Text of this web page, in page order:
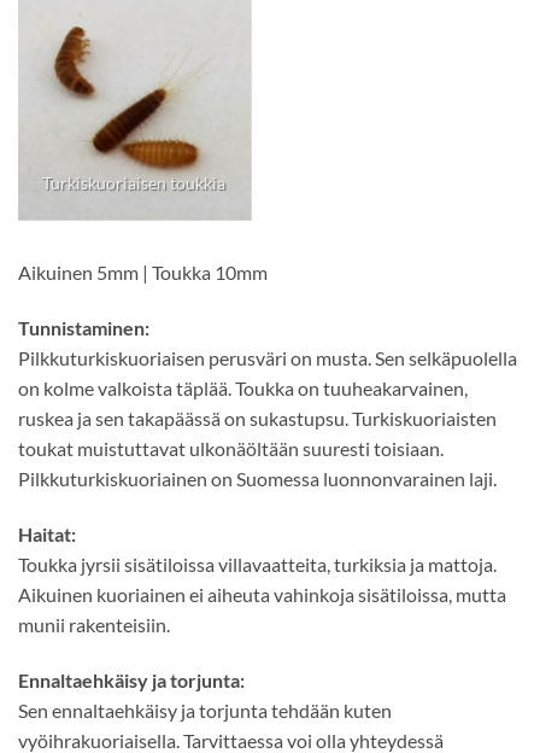
Turkiskuoriaisen toukkia
Aikuinen 5mm | Toukka 10mm
Tunnistaminen:
Pilkkuturkiskuoriaisen perusväri on musta. Sen selkäpuolella
on kolme valkoista täplää. Toukka on tuuheakarvainen,
ruskea ja sen takapäässä on sukastupsu. Turkiskuoriaisten
toukat muistuttavat ulkonäöltään suuresti toisiaan.
Pilkkuturkiskuoriainen on Suomessa luonnonvarainen laji.
Haitat:
Toukka jyrsii sisätiloissa villavaatteita, turkiksia ja mattoja.
Aikuinen kuoriainen ei aiheuta vahinkoja sisätiloissa, mutta
munii rakenteisiin.
Ennaltaehkäisy ja torjunta:
Sen ennaltaehkäisy ja torjunta tehdään kuten
vyöihrakuoriaisella. Tarvittaessa voi olla yhteydessä